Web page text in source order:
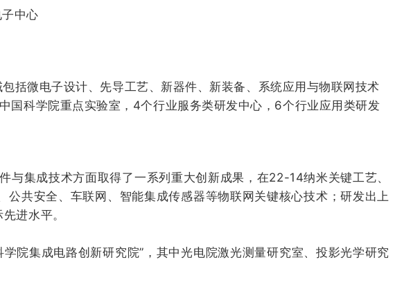
中心
微电子设计、先导工艺、新器件、新装备、系统应用与物联网技术
国科学院重点实验室，4个行业服务类研发中心，6个行业应用类研发
集成技术方面取得了一系列重大创新成果，在22-14纳米关键工艺、
共安全、车联网、智能集成传感器等物联网关键核心技术；研发出上
进水平。
集成电路创新研究院”，其中光电院激光测量研究室、投影光学研究